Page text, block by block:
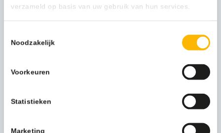
verzameld op basis van uw gebruik van hun services.
Noodzakelijk
Voorkeuren
Statistieken
Marketing
503,00